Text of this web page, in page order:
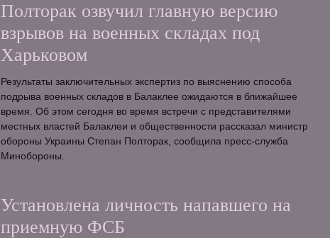
Полторак озвучил главную версию
взрывов на военных складах под
Харьковом
Результаты заключительных экспертиз по выяснению способа
подрыва военных складов в Балаклее ожидаются в ближайшее
время. Об этом сегодня во время встречи с представителями
местных властей Балаклеи и общественности рассказал министр
обороны Украины Степан Полторак, сообщила пресс-служба
Минобороны.
Установлена личность напавшего на
приемную ФСБ